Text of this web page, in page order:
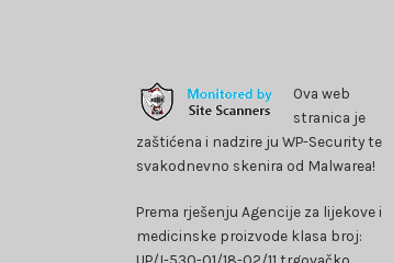
Ova web
stranica je
zaštićena i nadzire ju WP-Security te
svakodnevno skenira od Malwarea!
Prema rješenju Agencije za lijekove i
medicinske proizvode klasa broj:
UP/I-530-01/18-02/11 trgovačko